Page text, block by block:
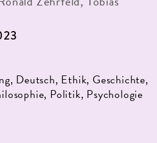
Deutsch, Ethik, Geschichte,
Politik, Psychologie